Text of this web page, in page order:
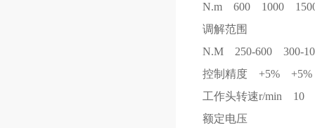
N.m 600 1000
调解范围
N.M 250-600 300-
控制精度 +5%
工作头转速r/min
额定电压